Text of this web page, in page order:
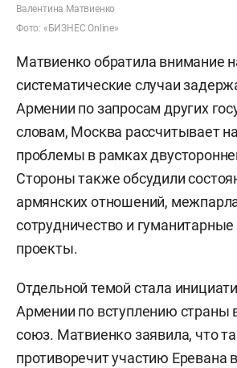
Валентина Матвиенко
Фото: «БИЗНЕС Online»
Матвиенко обратила внимание
систематические случаи
Армении по запросам других
словам, Москва рассчитывает
проблемы в рамках
Стороны также обсудили
армянских отношений,
сотрудничество и
проекты.
Отдельной темой стала
Армении по вступлению страны
союз. Матвиенко заявила, что
противоречит участию Еревана